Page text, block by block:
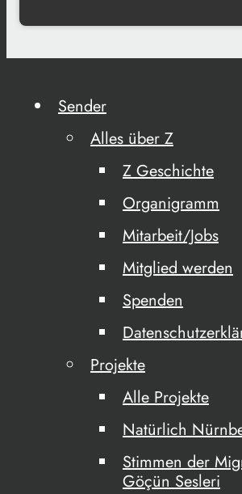
Sender
Alles über Z
Z Geschichte
Organigramm
Mitarbeit/Jobs
Mitglied werden
Spenden
Projekte
Alle Projekte
Natürlich
Stimmen der
Göçün Sesleri